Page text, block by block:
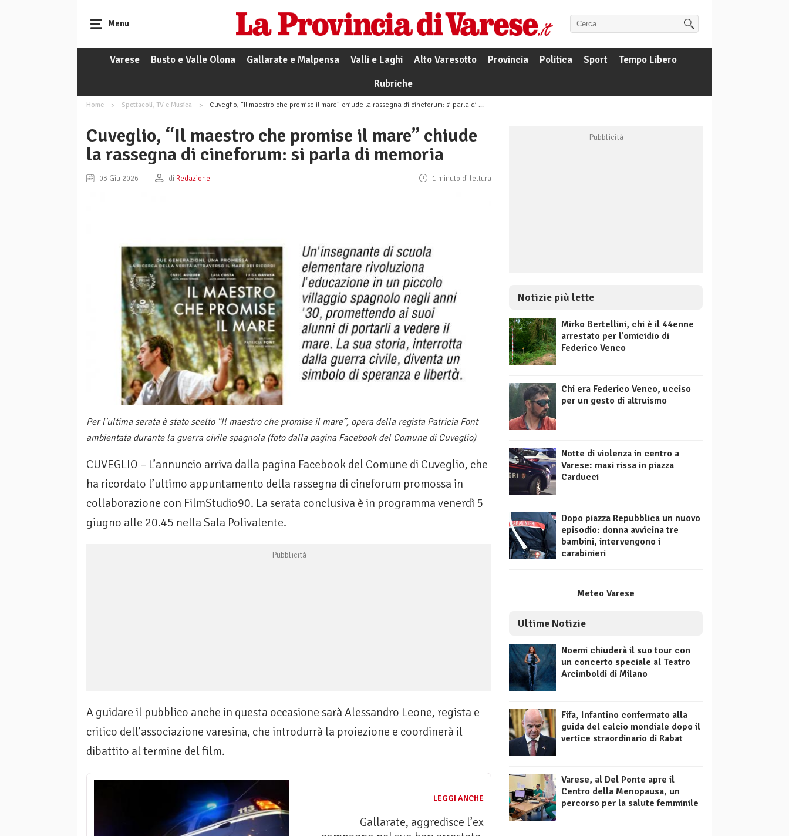
Menu
Varese Busto e Valle Olona Gallarate e Malpensa Valli e Laghi Alto Varesotto Provincia Politica Sport
Tempo Libero
Rubriche
Home Spettacoli, TV e Musica Cuveglio, “Il maestro che promise il mare” chiude la rassegna di cineforum: si parla di memoria
Cuveglio, “Il maestro che promise il mare” chiude
la rassegna di cineforum: si parla di memoria
03 Giu 2026 di Redazione 1 minuto di lettura
Per l'ultima serata è stato scelto “Il maestro che promise il mare”, opera della regista Patricia Font
ambientata durante la guerra civile spagnola (foto dalla pagina Facebook del Comune di Cuveglio)
CUVEGLIO – L’annuncio arriva dalla pagina Facebook del Comune di Cuveglio, che
ha ricordato l’ultimo appuntamento della rassegna di cineforum promossa in
collaborazione con FilmStudio90. La serata conclusiva è in programma venerdì 5
giugno alle 20.45 nella Sala Polivalente.
A guidare il pubblico anche in questa occasione sarà Alessandro Leone, regista e
critico dell’associazione varesina, che introdurrà la proiezione e coordinerà il
dibattito al termine del film.
LEGGI ANCHE
Gallarate, aggredisce l’ex
Notizie più lette
Mirko Bertellini, chi è il 44enne
arrestato per l’omicidio di
Federico Venco
Chi era Federico Venco, ucciso
per un gesto di altruismo
Notte di violenza in centro a
Varese: maxi rissa in piazza
Carducci
Dopo piazza Repubblica un nuovo
episodio: donna avvicina tre
bambini, intervengono i
carabinieri
Meteo Varese
Ultime Notizie
Noemi chiuderà il suo tour con
un concerto speciale al Teatro
Arcimboldi di Milano
Fifa, Infantino confermato alla
guida del calcio mondiale dopo il
vertice straordinario di Rabat
Varese, al Del Ponte apre il
Centro della Menopausa, un
percorso per la salute femminile